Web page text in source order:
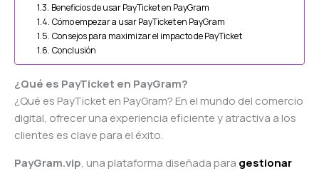
Beneficios de usar PayTicket en PayGram
Cómo empezar a usar PayTicket en PayGram
Consejos para maximizar el impacto de PayTicket
Conclusión
¿Qué es PayTicket en PayGram?
¿Qué es PayTicket en PayGram? En el mundo del comercio
digital, ofrecer una experiencia eficiente y atractiva a los
clientes es clave para el éxito.
PayGram.vip, una plataforma diseñada para gestionar